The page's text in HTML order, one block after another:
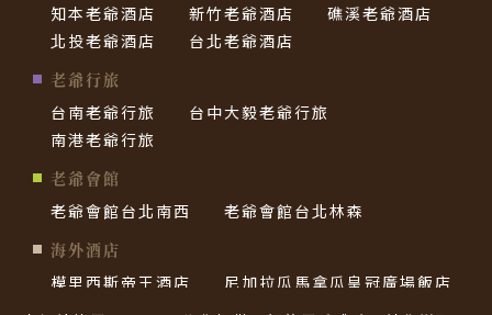
知本老爺酒店
新竹老爺酒店
礁溪老爺酒店
北投老爺酒店
台北老爺酒店
老爺行旅
台南老爺行旅
台中大毅老爺行旅
南港老爺行旅
老爺會館
老爺會館台北南西
老爺會館台北林森
海外酒店
模里西斯帝王酒店
尼加拉瓜馬拿瓜皇冠廣場飯店
帛琉老爺酒店
西貢老爺酒店